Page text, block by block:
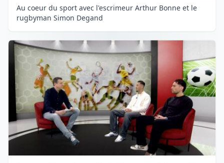
Au coeur du sport avec l'escrimeur Arthur Bonne et le
rugbyman Simon Degand